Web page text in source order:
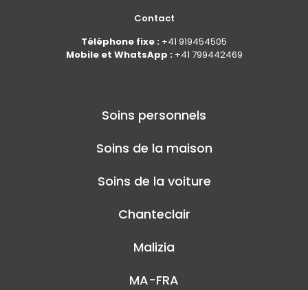
Contact
Téléphone fixe : +41 919454505
Mobile et WhatsApp : +41 799442469
Soins personnels
Soins de la maison
Soins de la voiture
Chanteclair
Malizia
MA-FRA